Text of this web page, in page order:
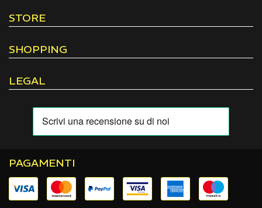
STORE
SHOPPING
LEGAL
PAGAMENTI